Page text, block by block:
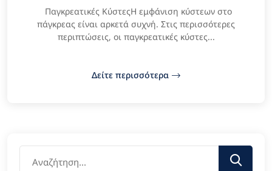
Παγκρεατικές ΚύστεςΗ εμφάνιση κύστεων στο
πάγκρεας είναι αρκετά συχνή. Στις περισσότερες
περιπτώσεις, οι παγκρεατικές κύστες...
Δείτε περισσότερα